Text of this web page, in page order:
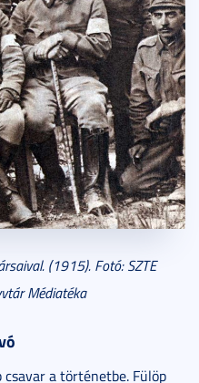
(1915). Fotó: SZTE
Médiatéka
a történetbe. Fülöp